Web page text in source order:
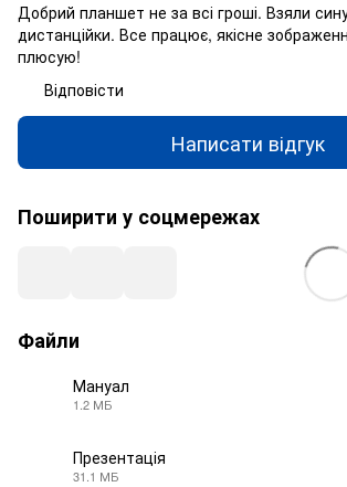
Добрий планшет не за всі гроші. Взяли
дистанційки. Все працює, якісне
плюсую!
Відповісти
Написати відгук
Поширити у соцмережах
Файли
Мануал
1.2 МБ
Презентація
31.1 МБ